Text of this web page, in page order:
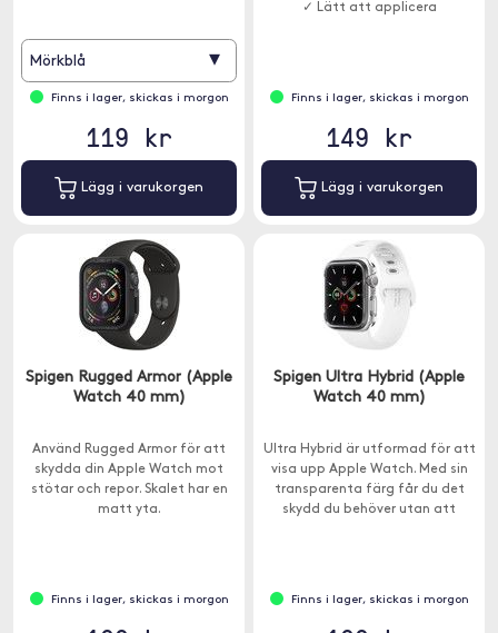
Mörkblå ▾
Finns i lager, skickas i morgon
119 kr
Lägg i varukorgen
✓ Lätt att applicera
Finns i lager, skickas i morgon
149 kr
Lägg i varukorgen
Spigen Rugged Armor (Apple
Watch 40 mm)
Använd Rugged Armor för att
skydda din Apple Watch mot
stötar och repor. Skalet har en
matt yta.
Finns i lager, skickas i morgon
Spigen Ultra Hybrid (Apple
Watch 40 mm)
Ultra Hybrid är utformad för att
visa upp Apple Watch. Med sin
transparenta färg får du det
skydd du behöver utan att
Finns i lager, skickas i morgon